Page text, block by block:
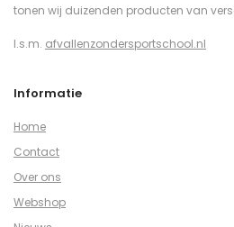
tonen wij duizenden producten van
I.s.m. afvallenzondersportschool.nl
Informatie
Home
Contact
Over ons
Webshop